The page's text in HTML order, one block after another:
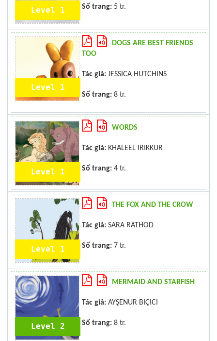
Level 1 Số trang: 5 tr.
Level 1
DOGS ARE BEST FRIENDS
TOO
Tác giả: JESSICA HUTCHINS
Số trang: 8 tr.
Level 1
WORDS
Tác giả: KHALEEL IRIKKUR
Số trang: 4 tr.
Level 1
THE FOX AND THE CROW
Tác giả: SARA RATHOD
Số trang: 7 tr.
Level 2
MERMAID AND STARFISH
Tác giả: AYŞENUR BIÇICI
Số trang: 8 tr.